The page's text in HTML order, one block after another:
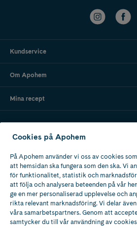
Kundservice
Om Apohem
Mina recept
Ladda ner vår app
Apotek med tillstånd
av Läkemedelsverket
Cookies på Apohem
På Apohem använder vi oss av cookies
att hemsidan ska fungera som den ska. Vi
för funktionalitet, statistik och
att följa och analysera beteenden på vår
ge en mer personaliserad upplevelse och
rikta relevant marknadsföring. Vi delar
våra samarbetspartners. Genom att
samtycker du till vår användning av